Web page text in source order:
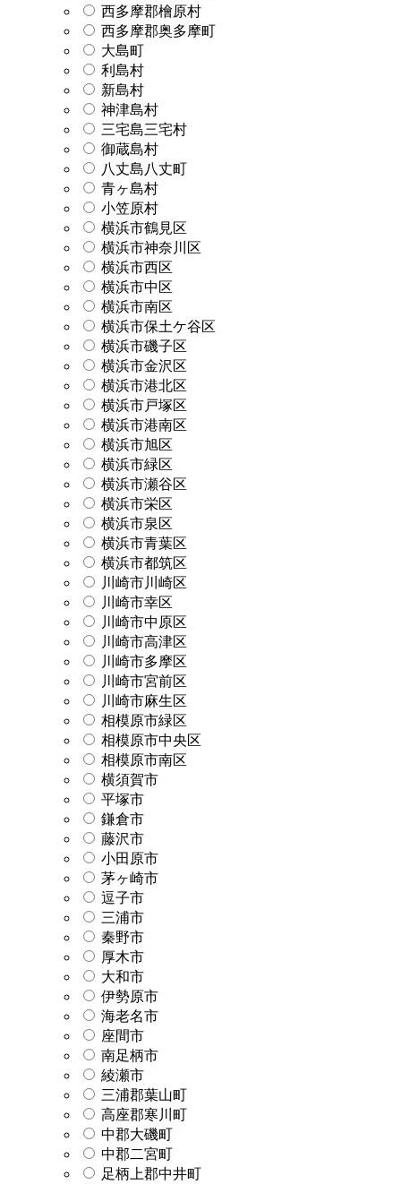
西多摩郡檜原村
西多摩郡奥多摩町
大島町
利島村
新島村
神津島村
三宅島三宅村
御蔵島村
八丈島八丈町
青ヶ島村
小笠原村
横浜市鶴見区
横浜市神奈川区
横浜市西区
横浜市中区
横浜市南区
横浜市保土ケ谷区
横浜市磯子区
横浜市金沢区
横浜市港北区
横浜市戸塚区
横浜市港南区
横浜市旭区
横浜市緑区
横浜市瀬谷区
横浜市栄区
横浜市泉区
横浜市青葉区
横浜市都筑区
川崎市川崎区
川崎市幸区
川崎市中原区
川崎市高津区
川崎市多摩区
川崎市宮前区
川崎市麻生区
相模原市緑区
相模原市中央区
相模原市南区
横須賀市
平塚市
鎌倉市
藤沢市
小田原市
茅ヶ崎市
逗子市
三浦市
秦野市
厚木市
大和市
伊勢原市
海老名市
座間市
南足柄市
綾瀬市
三浦郡葉山町
高座郡寒川町
中郡大磯町
中郡二宮町
足柄上郡中井町